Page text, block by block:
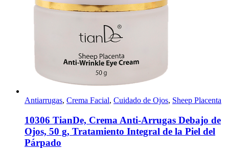
Antiarrugas, Crema Facial, Cuidado de Ojos, Sheep Placenta
10306 TianDe, Crema Anti-Arrugas Debajo de
Ojos, 50 g, Tratamiento Integral de la Piel del
Párpado